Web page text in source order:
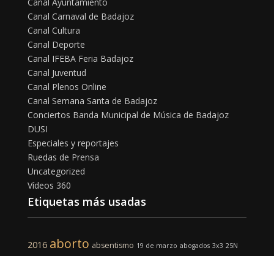
Canal Carnaval de Badajoz
Canal Cultura
Canal Deporte
Canal IFEBA Feria Badajoz
Canal Juventud
Canal Plenos Online
Canal Semana Santa de Badajoz
Conciertos Banda Municipal de Música de Badajoz
DUSI
Especiales y reportajes
Ruedas de Prensa
Uncategorized
Vídeos 360
Etiquetas más usadas
2016 aborto absentismo 19 de marzo abogados 3x3 25N